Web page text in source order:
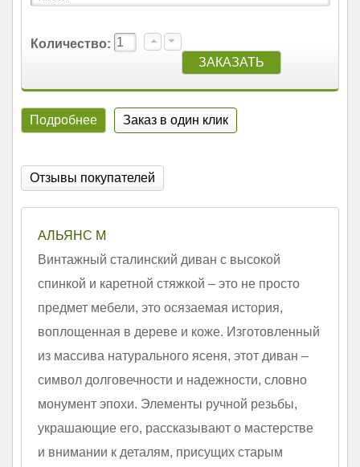
Количество:
Подробнее Заказ в один клик
Отзывы покупателей
АЛЬЯНС М
Винтажный сталинский диван с высокой
спинкой и каретной стяжкой – это не просто
предмет мебели, это осязаемая история,
воплощенная в дереве и коже. Изготовленный
из массива натурального ясеня, этот диван –
символ долговечности и надежности, словно
монумент эпохи. Элементы ручной резьбы,
украшающие его, рассказывают о мастерстве
и внимании к деталям, присущих старым